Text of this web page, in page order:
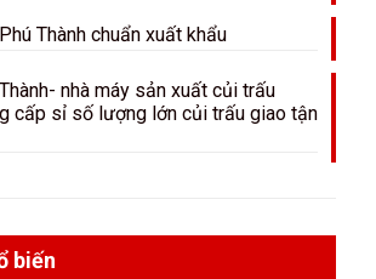
Thành chuẩn xuất khẩu
nhà máy sản xuất củi trấu
cấp sỉ số lượng lớn củi trấu giao tận
biến